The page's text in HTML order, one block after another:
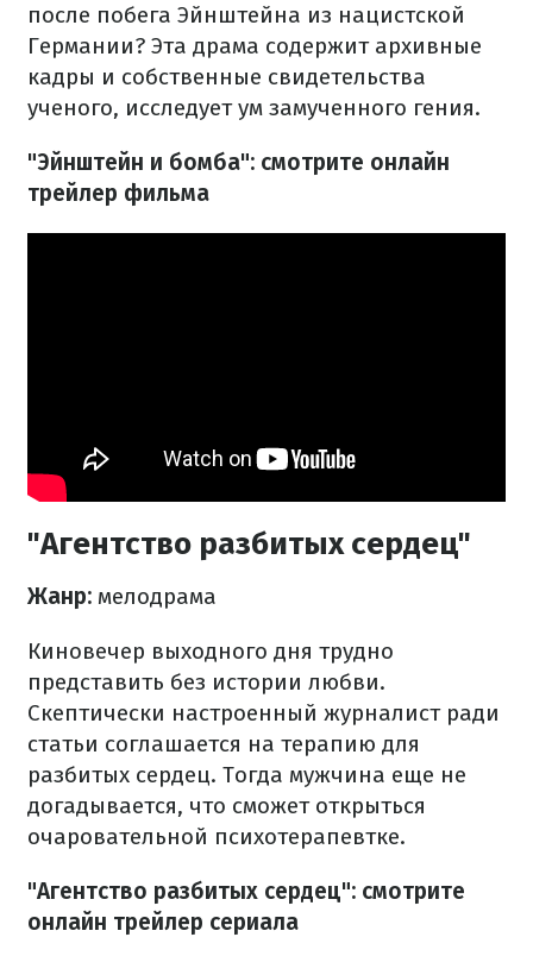
после побега Эйнштейна из нацистской
Германии? Эта драма содержит архивные
кадры и собственные свидетельства
ученого, исследует ум замученного гения.
"Эйнштейн и бомба": смотрите онлайн
трейлер фильма
"Агентство разбитых сердец"
Жанр: мелодрама
Киновечер выходного дня трудно
представить без истории любви.
Скептически настроенный журналист ради
статьи соглашается на терапию для
разбитых сердец. Тогда мужчина еще не
догадывается, что сможет открыться
очаровательной психотерапевтке.
"Агентство разбитых сердец": смотрите
онлайн трейлер сериала